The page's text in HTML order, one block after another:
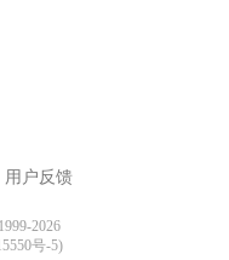
用户反馈
2026
号-5)